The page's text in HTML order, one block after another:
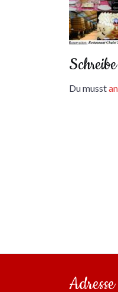
Du musst
Adresse